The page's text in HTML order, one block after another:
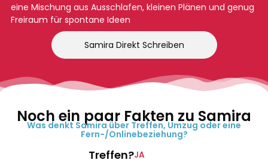
eine Mischung aus Ausschlafen, kleinen Plänen und genug
Freiraum für spontane Ideen
Samira Direkt Schreiben
Noch ein paar Fakten zu Samira
Was denkt Samira über Treffen, Umzug oder eine
Fern-/Onlinebeziehung?
Treffen?JA